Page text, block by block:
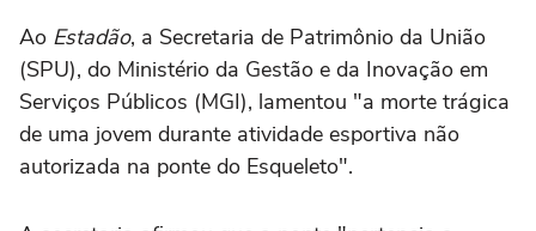
Ao Estadão, a Secretaria de Patrimônio da União
(SPU), do Ministério da Gestão e da Inovação em
Serviços Públicos (MGI), lamentou "a morte trágica
de uma jovem durante atividade esportiva não
autorizada na ponte do Esqueleto".